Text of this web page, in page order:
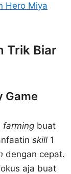
Hero Miya
Trik Biar
Game
farming buat
skill 1
dengan cepat.
aja buat